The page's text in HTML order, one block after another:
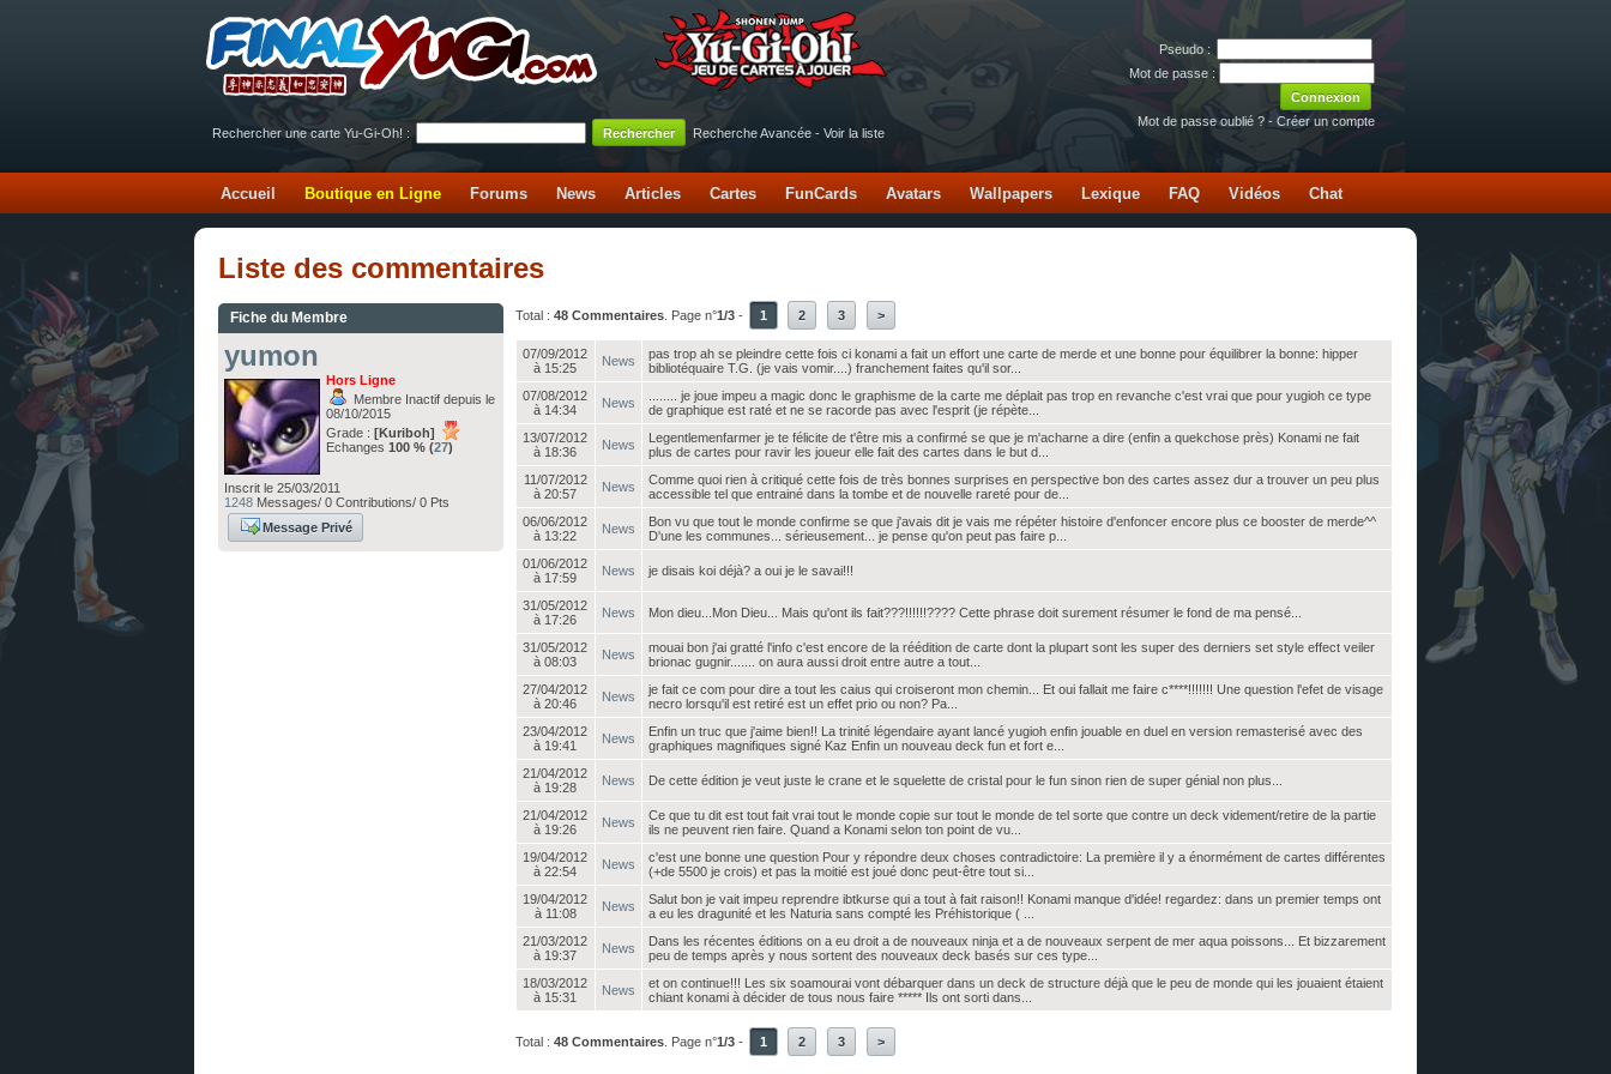
Pseudo :
Mot de passe :
Mot de passe oublié ? - Créer un compte
Rechercher une carte Yu-Gi-Oh! :
Recherche Avancée - Voir la liste
Accueil Boutique en Ligne Forums News Articles Cartes FunCards Avatars Wallpapers Lexique FAQ Vidéos Chat
Liste des commentaires
Fiche du Membre
yumon
Hors Ligne
Membre Inactif depuis le
08/10/2015
Grade : [Kuriboh]
Echanges 100 % (27)
Inscrit le 25/03/2011
1248 Messages/ 0 Contributions/ 0 Pts
Message Privé
Total : 48 Commentaires. Page n°1/3- 1 2 3 >
07/09/2012
à 15:25
News
pas trop ah se pleindre cette fois ci konami a fait un effort une carte de merde et une bonne pour équilibrer la bonne: hipper
bibliotéquaire T.G. (je vais vomir....) franchement faites qu'il sor...
07/08/2012
à 14:34
News
........ je joue impeu a magic donc le graphisme de la carte me déplait pas trop en revanche c'est vrai que pour yugioh ce type
de graphique est raté et ne se racorde pas avec l'esprit (je répète...
13/07/2012
à 18:36
News
Legentlemenfarmer je te félicite de t'être mis a confirmé se que je m'acharne a dire (enfin a quekchose près) Konami ne fait
plus de cartes pour ravir les joueur elle fait des cartes dans le but d...
11/07/2012
à 20:57
News
Comme quoi rien à critiqué cette fois de très bonnes surprises en perspective bon des cartes assez dur a trouver un peu plus
accessible tel que entrainé dans la tombe et de nouvelle rareté pour de...
06/06/2012
à 13:22
News
Bon vu que tout le monde confirme se que j'avais dit je vais me répéter histoire d'enfoncer encore plus ce booster de merde^^
D'une les communes... sérieusement... je pense qu'on peut pas faire p...
01/06/2012
à 17:59
News je disais koi déjà? a oui je le savai!!!
31/05/2012
à 17:26
News Mon dieu...Mon Dieu... Mais qu'ont ils fait???!!!!!!???? Cette phrase doit surement résumer le fond de ma pensé...
31/05/2012
à 08:03
News
mouai bon j'ai gratté l'info c'est encore de la réédition de carte dont la plupart sont les super des derniers set style effect veiler
brionac gugnir....... on aura aussi droit entre autre a tout...
27/04/2012
à 20:46
News
je fait ce com pour dire a tout les caius qui croiseront mon chemin... Et oui fallait me faire c****!!!!!!! Une question l'efet de visage
necro lorsqu'il est retiré est un effet prio ou non? Pa...
23/04/2012
à 19:41
News
Enfin un truc que j'aime bien!! La trinité légendaire ayant lancé yugioh enfin jouable en duel en version remasterisé avec des
graphiques magnifiques signé Kaz Enfin un nouveau deck fun et fort e...
21/04/2012
à 19:28
News De cette édition je veut juste le crane et le squelette de cristal pour le fun sinon rien de super génial non plus...
21/04/2012
à 19:26
News
Ce que tu dit est tout fait vrai tout le monde copie sur tout le monde de tel sorte que contre un deck videment/retire de la partie
ils ne peuvent rien faire. Quand a Konami selon ton point de vu...
19/04/2012
à 22:54
News
c'est une bonne une question Pour y répondre deux choses contradictoire: La première il y a énormément de cartes différentes
(+de 5500 je crois) et pas la moitié est joué donc peut-être tout si...
19/04/2012
à 11:08
News
Salut bon je vait impeu reprendre ibtkurse qui a tout à fait raison!! Konami manque d'idée! regardez: dans un premier temps ont
a eu les dragunité et les Naturia sans compté les Préhistorique ( ...
21/03/2012
à 19:37
News
Dans les récentes éditions on a eu droit a de nouveaux ninja et a de nouveaux serpent de mer aqua poissons... Et bizzarement
peu de temps après y nous sortent des nouveaux deck basés sur ces type...
18/03/2012
à 15:31
News
et on continue!!! Les six soamourai vont débarquer dans un deck de structure déjà que le peu de monde qui les jouaient étaient
chiant konami à décider de tous nous faire ***** Ils ont sorti dans...
Total : 48 Commentaires. Page n°1/3- 1 2 3 >